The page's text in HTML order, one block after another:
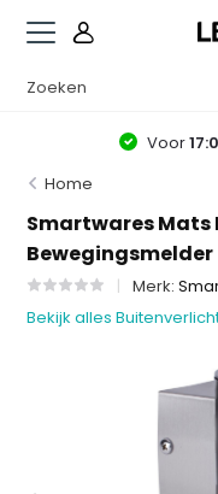
Voor
Home
Smartwares Mats
Bewegingsmelder
Merk:
Bekijk alles